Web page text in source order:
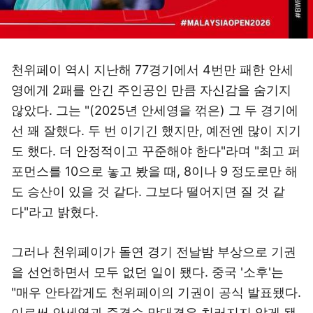
천위페이 역시 지난해 77경기에서 4번만 패한 안세
영에게 2패를 안긴 주인공인 만큼 자신감을 숨기지
않았다. 그는 "(2025년 안세영을 꺾은) 그 두 경기에
선 꽤 잘했다. 두 번 이기긴 했지만, 예전엔 많이 지기
도 했다. 더 안정적이고 꾸준해야 한다"라며 "최고 퍼
포먼스를 10으로 놓고 봤을 때, 8이나 9 정도로만 해
도 승산이 있을 것 같다. 그보다 떨어지면 질 것 같
다"라고 밝혔다.
그러나 천위페이가 돌연 경기 전날밤 부상으로 기권
을 선언하면서 모두 없던 일이 됐다. 중국 '소후'는
"매우 안타깝게도 천위페이의 기권이 공식 발표됐다.